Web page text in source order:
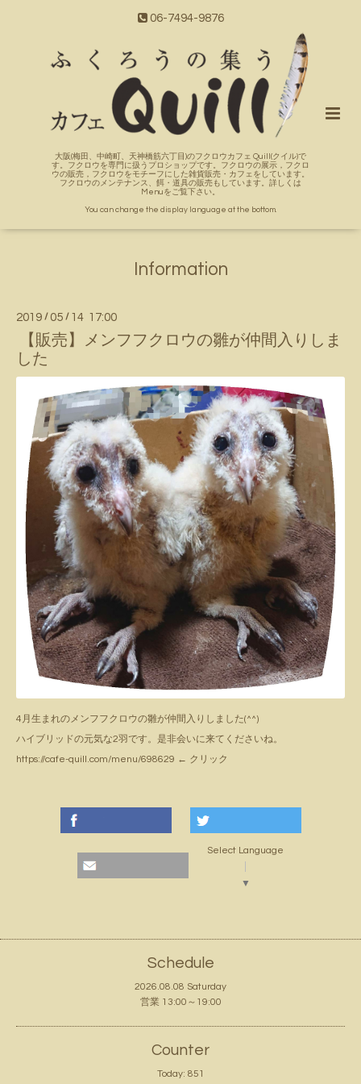
06-7494-9876
大阪(梅田、中崎町、天神橋筋六丁目)のフクロウカフェ Quill(クイル)で
す。フクロウを専門に扱うプロショップです。フクロウの展示，フクロ
ウの販売，フクロウをモチーフにした雑貨販売・カフェをしています。
フクロウのメンテナンス、餌・道具の販売もしています。詳しくは
Menuをご覧下さい。
You can change the display language at the bottom.
Information
2019 / 05 / 14 17:00
【販売】メンフフクロウの雛が仲間入りしま
した
4月生まれのメンフフクロウの雛が仲間入りしました(^^)
ハイブリッドの元気な2羽です。是非会いに来てくださいね。
https://cafe-quill.com/menu/698629 ← クリック
Select Language
▼
Schedule
2026.08.08 Saturday
営業 13:00～19:00
Counter
Today: 851